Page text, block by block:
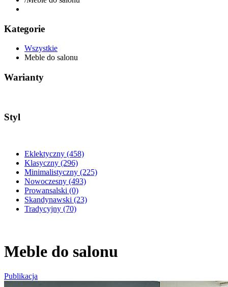
Kategorie
Wszystkie
Meble do salonu
Warianty
Styl
Eklektyczny (458)
Klasyczny (296)
Minimalistyczny (225)
Nowoczesny (493)
Prowansalski (0)
Skandynawski (23)
Tradycyjny (70)
Meble do salonu
Publikacja